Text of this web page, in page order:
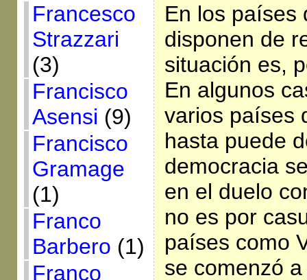
Francesco
Strazzari
(3)
Francisco
Asensi (9)
Francisco
Gramage
(1)
Franco
Barbero (1)
Franco
En los países
disponen de
situación es,
En algunos
varios países
hasta puede
democracia
en el duelo
no es por
países como
se comenzó